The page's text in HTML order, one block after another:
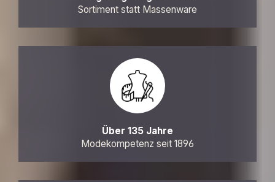
Sortiment statt Massenware
Über 135 Jahre
Modekompetenz seit 1896